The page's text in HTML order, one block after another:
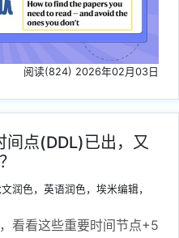
阅读(824) 2026年02月03日
点(DDL)已出，又
润色，英语润色，埃米编辑，
看看这些重要时间节点+5